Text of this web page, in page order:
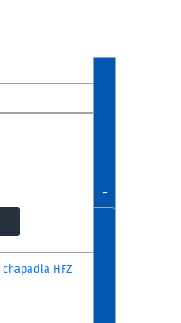
-
HFZ